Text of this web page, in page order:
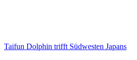
Taifun Dolphin trifft Südwesten Japans